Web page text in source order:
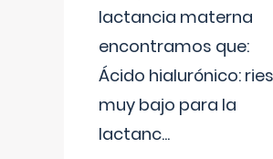
lactancia materna
encontramos que:
Ácido hialurónico:
muy bajo para la
lactanc...